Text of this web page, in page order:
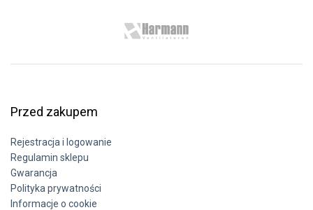
Przed zakupem
Rejestracja i logowanie
Regulamin sklepu
Gwarancja
Polityka prywatności
Informacje o cookie